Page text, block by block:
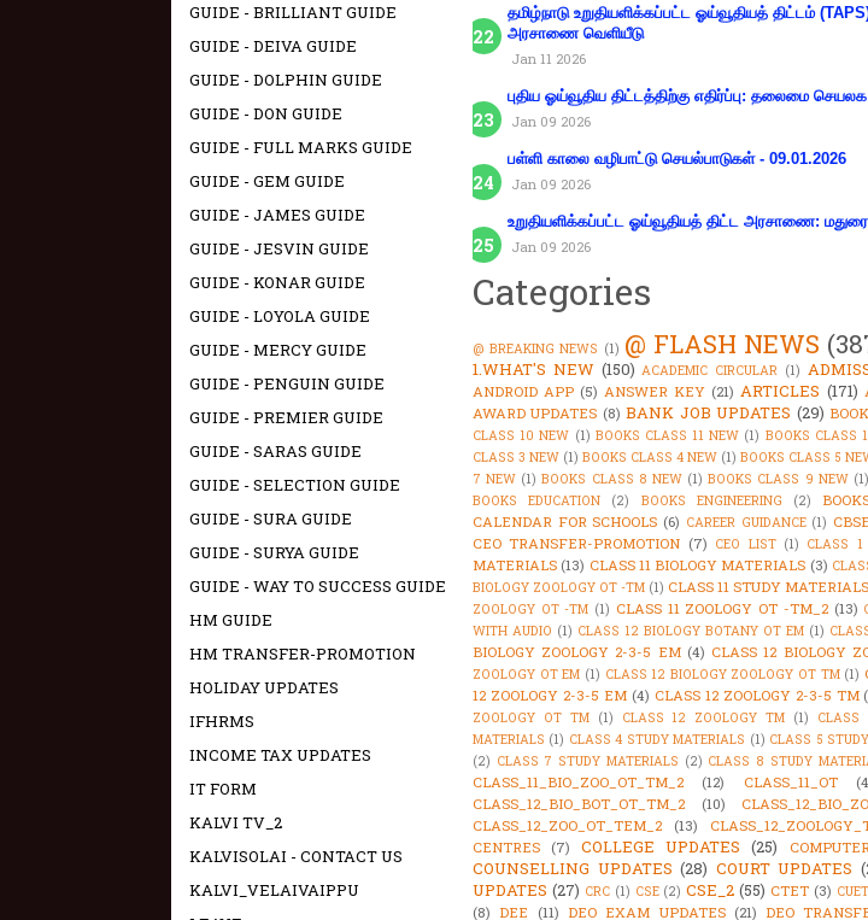
தமிழ்நாடு உறுதியளிக்கப்பட்ட ஓய்வூதியத் திட்டம்
அரசாணை வெளியீடு
Jan 11 2026
புதிய ஓய்வூதிய திட்டத்திற்கு எதிர்ப்பு: தலைமை
Jan 09 2026
பள்ளி காலை வழிபாட்டு செயல்பாடுகள் - 09.01.2026
Jan 09 2026
உறுதியளிக்கப்பட்ட ஓய்வூதியத் திட்ட அரசாணை:
Jan 09 2026
Categories
@ BREAKING NEWS (1) @ FLASH NEWS
1.WHAT'S NEW (150) ACADEMIC CIRCULAR (1)
ANDROID APP (5) ANSWER KEY (21) ARTICLES (171)
AWARD UPDATES (8) BANK JOB UPDATES (29)
CLASS 10 NEW (1) BOOKS CLASS 11 NEW (1) BOOKS CLASS
CLASS 3 NEW (1) BOOKS CLASS 4 NEW (1) BOOKS CLASS 5
7 NEW (1) BOOKS CLASS 8 NEW (1) BOOKS CLASS 9 NEW (1)
BOOKS EDUCATION
(2) BOOKS ENGINEERING (2)
CALENDAR FOR SCHOOLS (6) CAREER GUIDANCE (1)
CEO TRANSFER-PROMOTION (7) CEO LIST (1) CLASS 1
MATERIALS (13) CLASS 11 BIOLOGY MATERIALS (3)
BIOLOGY ZOOLOGY OT -TM (1) CLASS 11 STUDY MATERIALS
ZOOLOGY OT -TM (1) CLASS 11 ZOOLOGY OT -TM_2 (13)
WITH AUDIO (1) CLASS 12 BIOLOGY BOTANY OT EM (1)
BIOLOGY ZOOLOGY 2-3-5 EM (4) CLASS 12 BIOLOGY
ZOOLOGY OT EM (1) CLASS 12 BIOLOGY ZOOLOGY OT TM (1)
12 ZOOLOGY 2-3-5 EM (4) CLASS 12 ZOOLOGY 2-3-5 TM
ZOOLOGY OT TM (1) CLASS 12 ZOOLOGY TM (1) CLASS
MATERIALS (1) CLASS 4 STUDY MATERIALS (1) CLASS 5
(2) CLASS 7 STUDY MATERIALS (2) CLASS 8 STUDY
CLASS_11_BIO_ZOO_OT_TM_2
(12) CLASS_11_OT
CLASS_12_BIO_BOT_OT_TM_2
(10)
CLASS_12_ZOO_OT_TEM_2
(13)
CENTRES
(7) COLLEGE UPDATES (25)
COUNSELLING UPDATES (28) COURT UPDATES
UPDATES (27) CRC (1) CSE (2) CSE_2 (55) CTET (3)
(8) DEE (11) DEO EXAM UPDATES (21) DEO
GUIDE - BRILLIANT GUIDE
GUIDE - DEIVA GUIDE
GUIDE - DOLPHIN GUIDE
GUIDE - DON GUIDE
GUIDE - FULL MARKS GUIDE
GUIDE - GEM GUIDE
GUIDE - JAMES GUIDE
GUIDE - JESVIN GUIDE
GUIDE - KONAR GUIDE
GUIDE - LOYOLA GUIDE
GUIDE - MERCY GUIDE
GUIDE - PENGUIN GUIDE
GUIDE - PREMIER GUIDE
GUIDE - SARAS GUIDE
GUIDE - SELECTION GUIDE
GUIDE - SURA GUIDE
GUIDE - SURYA GUIDE
GUIDE - WAY TO SUCCESS GUIDE
HM GUIDE
HM TRANSFER-PROMOTION
HOLIDAY UPDATES
IFHRMS
INCOME TAX UPDATES
IT FORM
KALVI TV_2
KALVISOLAI - CONTACT US
KALVI_VELAIVAIPPU